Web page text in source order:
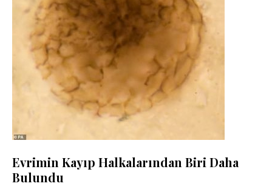
Evrimin Kayıp Halkalarından Biri Daha
Bulundu